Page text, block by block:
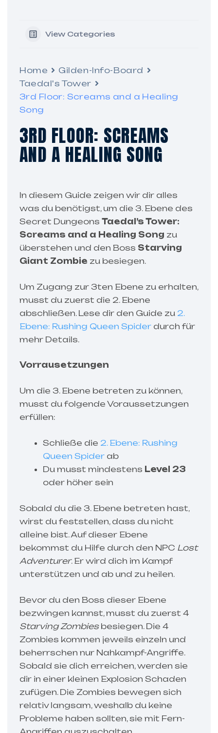
View Categories
Home
Gilden-Info-Board
Taedal's Tower
3rd Floor: Screams and a Healing
Song
3RD FLOOR: SCREAMS
AND A HEALING SONG
In diesem Guide zeigen wir dir alles
was du benötigst, um die 3. Ebene des
Secret Dungeons Taedal’s Tower:
Screams and a Healing Song zu
überstehen und den Boss Starving
Giant Zombie zu besiegen.
Um Zugang zur 3ten Ebene zu erhalten,
musst du zuerst die 2. Ebene
abschließen. Lese dir den Guide zu 2.
Ebene: Rushing Queen Spider durch für
mehr Details.
Vorrausetzungen
Um die 3. Ebene betreten zu können,
musst du folgende Voraussetzungen
erfüllen:
Schließe die 2. Ebene: Rushing
Queen Spider ab
Du musst mindestens Level 23
oder höher sein
Sobald du die 3. Ebene betreten hast,
wirst du feststellen, dass du nicht
alleine bist. Auf dieser Ebene
bekommst du Hilfe durch den NPC Lost
Adventurer. Er wird dich im Kampf
unterstützen und ab und zu heilen.
Bevor du den Boss dieser Ebene
bezwingen kannst, musst du zuerst 4
Starving Zombiesbesiegen. Die 4
Zombies kommen jeweils einzeln und
beherrschen nur Nahkampf-Angriffe.
Sobald sie dich erreichen, werden sie
dir in einer kleinen Explosion Schaden
zufügen. Die Zombies bewegen sich
relativ langsam, weshalb du keine
Probleme haben sollten, sie mit Fern-